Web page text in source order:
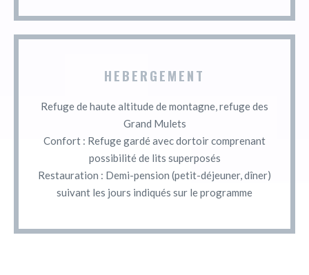
HEBERGEMENT
Refuge de haute altitude de montagne, refuge des
Grand Mulets
Confort : Refuge gardé avec dortoir comprenant
possibilité de lits superposés
Restauration : Demi-pension (petit-déjeuner, dîner)
suivant les jours indiqués sur le programme